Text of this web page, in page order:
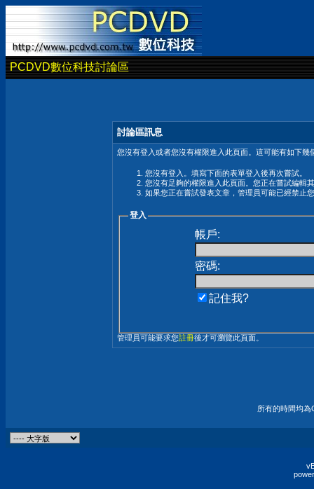
PCDVD數位科技討論區
討論區訊息
您沒有登入或者您沒有權限進入此頁面。這可能有如下幾
您沒有登入。填寫下面的表單登入後再次嘗試。
您沒有足夠的權限進入此頁面。您正在嘗試編輯
如果您正在嘗試發表文章，管理員可能已經禁止
登入
帳戶:
密碼:
記住我?
管理員可能要求您註冊後才可瀏覽此頁面。
所有的時間均為